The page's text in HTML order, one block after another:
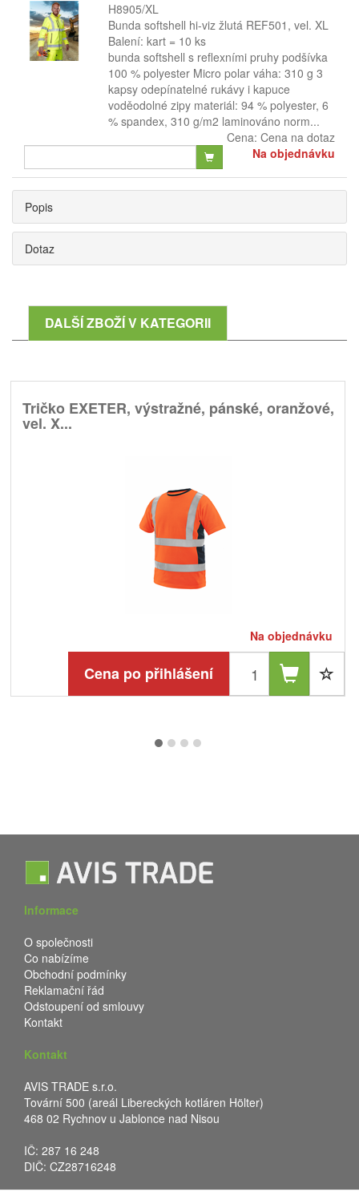
H8905/XL
Bunda softshell hi-viz žlutá REF501, vel. XL
Balení: kart = 10 ks
bunda softshell s reflexními pruhy podšívka
100 % polyester Micro polar váha: 310 g 3
kapsy odepínatelné rukávy i kapuce
voděodolné zipy materiál: 94 % polyester, 6
% spandex, 310 g/m2 laminováno norm...
Cena: Cena na dotaz
Na objednávku
Popis
Dotaz
DALŠÍ ZBOŽÍ V KATEGORII
Tričko EXETER, výstražné, pánské, oranžové,
vel. X...
Na objednávku
Cena po přihlášení
Informace
O společnosti
Co nabízíme
Obchodní podmínky
Reklamační řád
Odstoupení od smlouvy
Kontakt
Kontakt
AVIS TRADE s.r.o.
Tovární 500 (areál Libereckých kotláren Hölter)
468 02 Rychnov u Jablonce nad Nisou
IČ: 287 16 248
DIČ: CZ28716248